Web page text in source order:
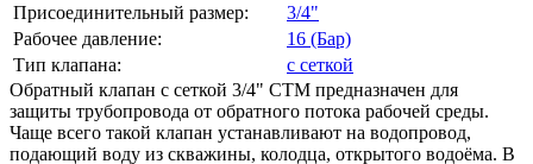
Присоединительный размер:
3/4"
Рабочее давление:
16 (Бар)
Тип клапана:
с сеткой
Обратный клапан с сеткой 3/4" CTM предназначен для
защиты трубопровода от обратного потока рабочей среды.
Чаще всего такой клапан устанавливают на водопровод,
подающий воду из скважины, колодца, открытого водоёма. В